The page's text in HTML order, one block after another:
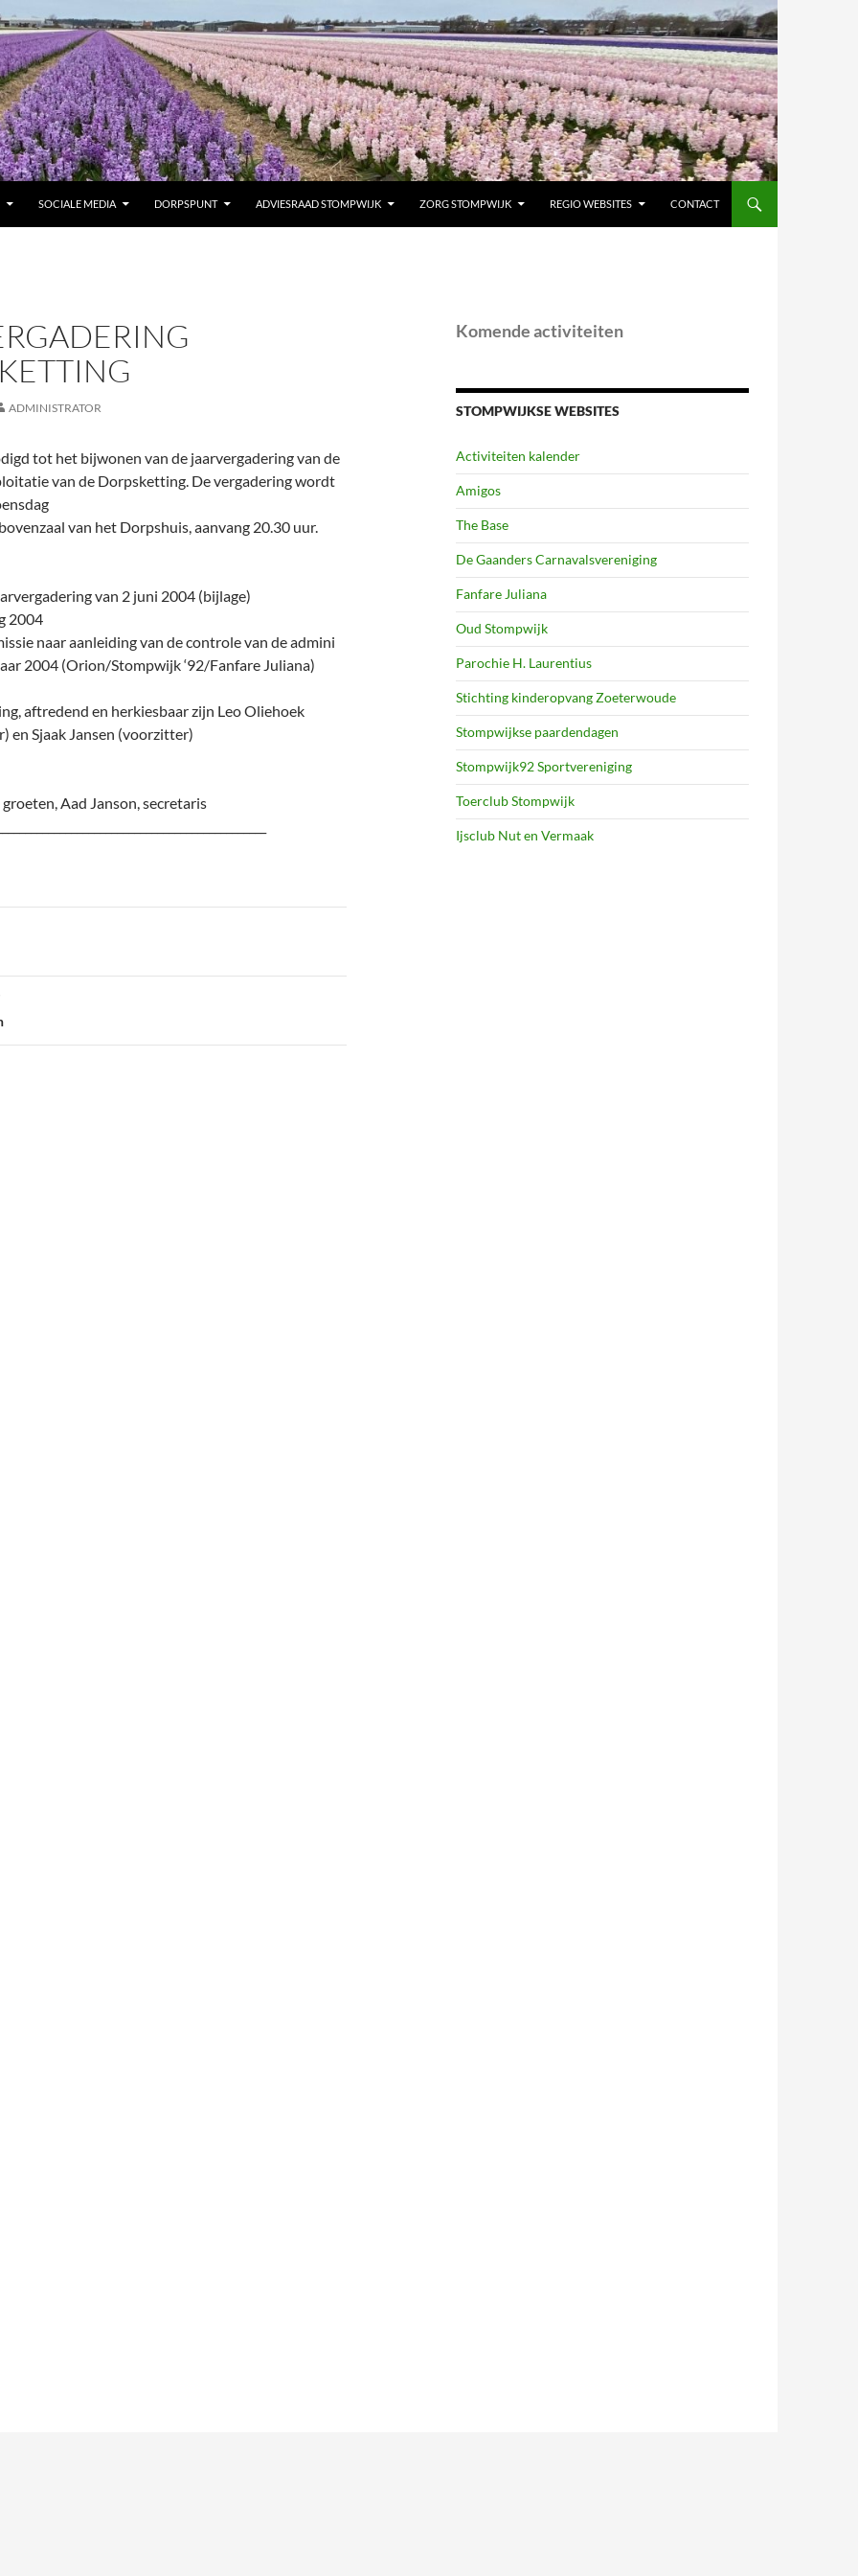
SOCIALE MEDIA DORPSPUNT ADVIESRAAD STOMPWIJK ZORG STOMPWIJK REGIO WEBSITES CONTACT
ADMINISTRATOR
tot het bijwonen van de jaarvergadering van de
van de Dorpsketting. De vergadering wordt
van het Dorpshuis, aanvang 20.30 uur.
van 2 juni 2004 (bijlage)
2004
naar aanleiding van de controle van de admini
2004 (Orion/Stompwijk ‘92/Fanfare Juliana)
aftredend en herkiesbaar zijn Leo Oliehoek
en Sjaak Jansen (voorzitter)
Aad Janson, secretaris
Komende activiteiten
STOMPWIJKSE WEBSITES
Activiteiten kalender
Amigos
The Base
De Gaanders Carnavalsvereniging
Fanfare Juliana
Oud Stompwijk
Parochie H. Laurentius
Stichting kinderopvang Zoeterwoude
Stompwijkse paardendagen
Stompwijk92 Sportvereniging
Toerclub Stompwijk
Ijsclub Nut en Vermaak